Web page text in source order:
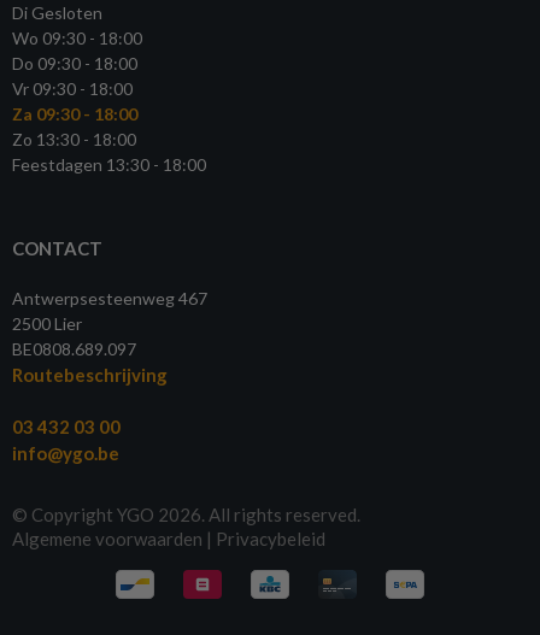
Di Gesloten
Wo 09:30 - 18:00
Do 09:30 - 18:00
Vr 09:30 - 18:00
Za 09:30 - 18:00
Zo 13:30 - 18:00
Feestdagen 13:30 - 18:00
CONTACT
Antwerpsesteenweg 467
2500 Lier
BE0808.689.097
Routebeschrijving
03 432 03 00
info@ygo.be
© Copyright YGO 2026. All rights reserved.
Algemene voorwaarden | Privacybeleid